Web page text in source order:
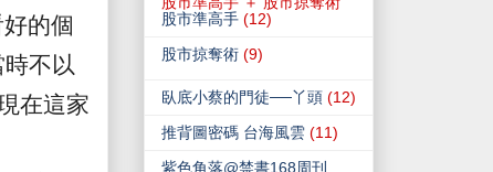
的個
不以
在這家
股市準高手 (12)
股市掠奪術 (9)
臥底小蔡的門徒──丫頭 (12)
推背圖密碼 台海風雲 (11)
紫色角落@禁書168周刊